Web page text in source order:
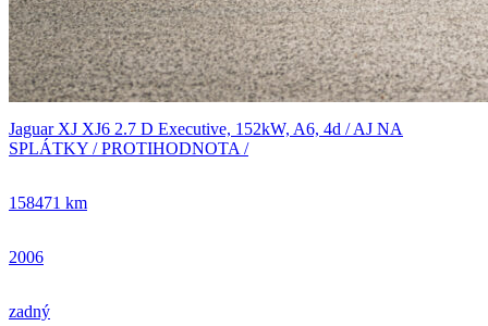
Jaguar XJ XJ6 2.7 D Executive, 152kW, A6, 4d / AJ NA
SPLÁTKY / PROTIHODNOTA /
158471 km
2006
zadný